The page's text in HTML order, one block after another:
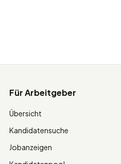
Für Arbeitgeber
Übersicht
Kandidatensuche
Jobanzeigen